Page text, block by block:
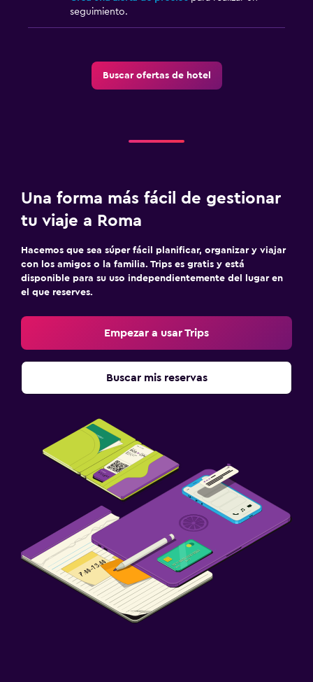
seguimiento.
Buscar ofertas de hotel
Una forma más fácil de gestionar
tu viaje a Roma
Hacemos que sea súper fácil planificar, organizar y viajar
con los amigos o la familia. Trips es gratis y está
disponible para su uso independientemente del lugar en
el que reserves.
Empezar a usar Trips
Buscar mis reservas